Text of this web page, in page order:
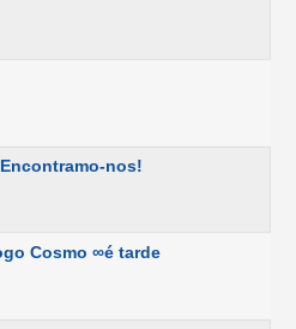
nos!
Cosmo ∞é tarde